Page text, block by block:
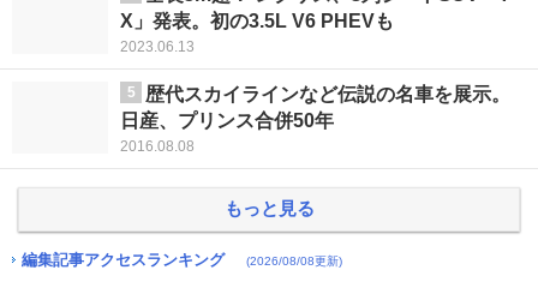
X」発表。初の3.5L V6 PHEVも
2023.06.13
5
歴代スカイラインなど伝説の名車を展示。
日産、プリンス合併50年
2016.08.08
もっと見る
編集記事アクセスランキング (2026/08/08更新)